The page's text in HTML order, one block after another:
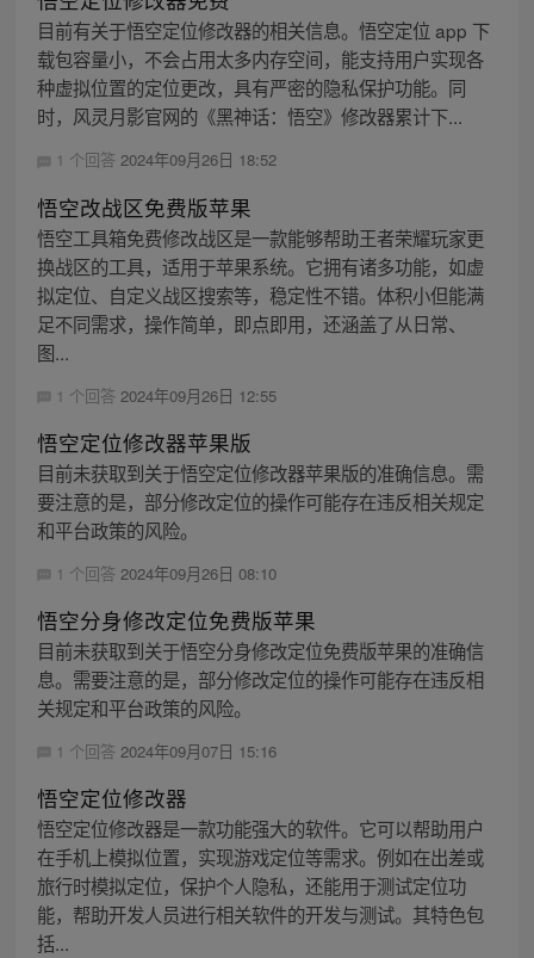
目前有关于悟空定位修改器的相关信息。悟空定位 app 下
载包容量小，不会占用太多内存空间，能支持用户实现各
种虚拟位置的定位更改，具有严密的隐私保护功能。同
时，风灵月影官网的《黑神话：悟空》修改器累计下...
1 个回答 2024年09月26日 18:52
悟空改战区免费版苹果
悟空工具箱免费修改战区是一款能够帮助王者荣耀玩家更
换战区的工具，适用于苹果系统。它拥有诸多功能，如虚
拟定位、自定义战区搜索等，稳定性不错。体积小但能满
足不同需求，操作简单，即点即用，还涵盖了从日常、
图...
1 个回答 2024年09月26日 12:55
悟空定位修改器苹果版
目前未获取到关于悟空定位修改器苹果版的准确信息。需
要注意的是，部分修改定位的操作可能存在违反相关规定
和平台政策的风险。
1 个回答 2024年09月26日 08:10
悟空分身修改定位免费版苹果
目前未获取到关于悟空分身修改定位免费版苹果的准确信
息。需要注意的是，部分修改定位的操作可能存在违反相
关规定和平台政策的风险。
1 个回答 2024年09月07日 15:16
悟空定位修改器
悟空定位修改器是一款功能强大的软件。它可以帮助用户
在手机上模拟位置，实现游戏定位等需求。例如在出差或
旅行时模拟定位，保护个人隐私，还能用于测试定位功
能，帮助开发人员进行相关软件的开发与测试。其特色包
括...